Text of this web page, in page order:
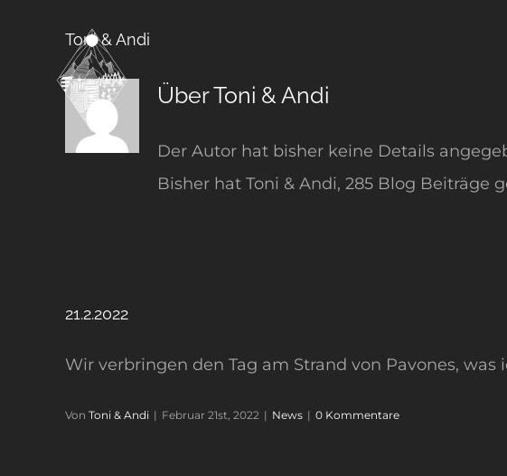
springen
Toni & Andi
ÜberToni & Andi
Der Autor hat bisher keine Details
Bisher hat Toni & Andi, 285 Blog Beiträge
21.2.2022
Wir verbringen den Tag am Strand von Pavones, was
Von Toni & Andi | Februar 21st, 2022 | News | 0 Kommentare